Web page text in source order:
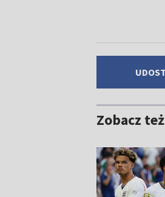
Zobacz też